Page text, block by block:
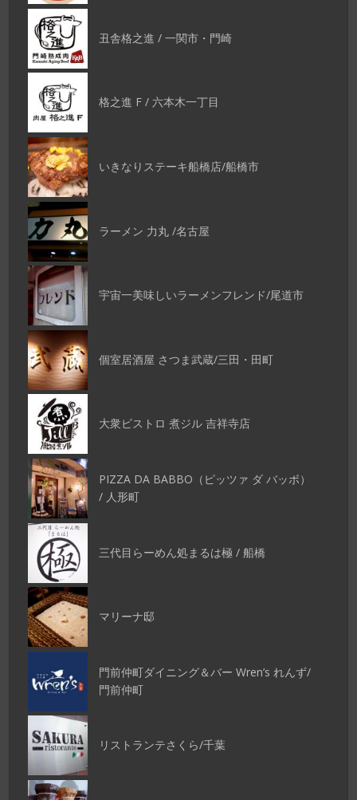
丑舎格之進 / 一関市・門崎
格之進 F / 六本木一丁目
いきなりステーキ船橋店/船橋市
ラーメン 力丸 /名古屋
宇宙一美味しいラーメンフレンド/尾道市
個室居酒屋 さつま武蔵/三田・田町
大衆ビストロ 煮ジル 吉祥寺店
PIZZA DA BABBO（ピッツァ ダ バッボ）
/ 人形町
三代目らーめん処まるは極 / 船橋
マリーナ邸
門前仲町ダイニング＆バー Wren’s れんず/
門前仲町
リストランテさくら/千葉